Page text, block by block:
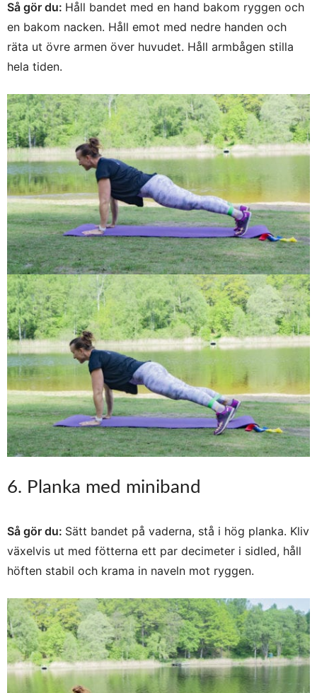
Så gör du: Håll bandet med en hand bakom ryggen och
en bakom nacken. Håll emot med nedre handen och
räta ut övre armen över huvudet. Håll armbågen stilla
hela tiden.
6. Planka med miniband
Så gör du: Sätt bandet på vaderna, stå i hög planka. Kliv
växelvis ut med fötterna ett par decimeter i sidled, håll
höften stabil och krama in naveln mot ryggen.